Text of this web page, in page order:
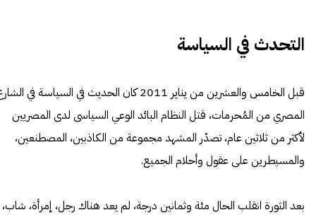
التحدث في السياسة
قبل الخامس والعشرين من يناير 2011 كان الحديث في السياسة في
المصري من المُحرمات، قتل النظام البائد الوعي السياسى لدى المصريين
لأكثر من ثلاثين عام، تصدّر المشهد مجموعة من الكاذبين، المصطنعين،
والمسيطرين على عقول وأحلام الجميع.
بعد الثورة انقلب الحال مئة وثمانين درجة، لم يعد هناك رجل، إمرأة، شاب،